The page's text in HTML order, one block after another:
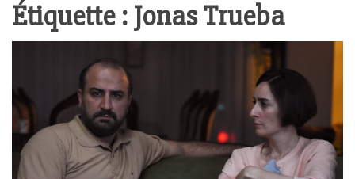
Étiquette : Jonas Trueba